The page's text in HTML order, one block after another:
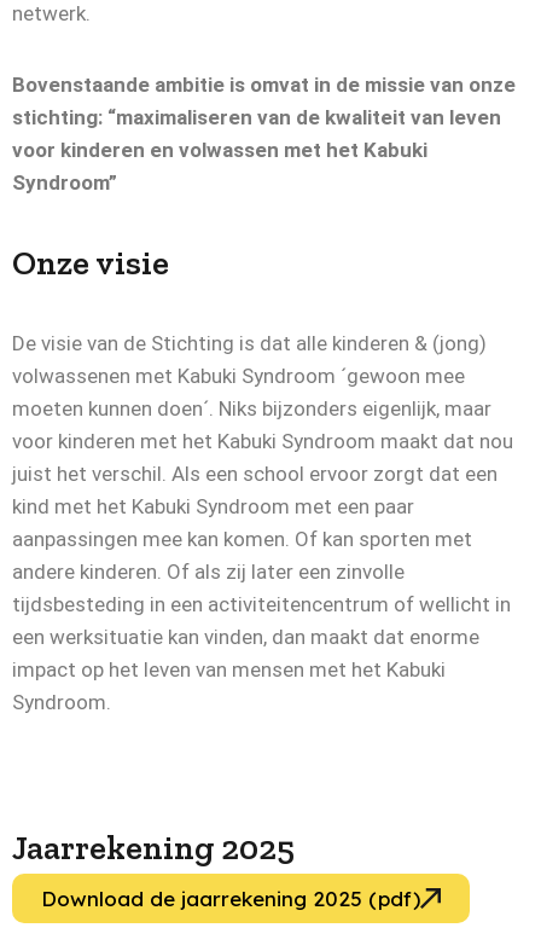
netwerk.
Bovenstaande ambitie is omvat in de missie van onze
stichting: “maximaliseren van de kwaliteit van leven
voor kinderen en volwassen met het Kabuki
Syndroom”
Onze visie
De visie van de Stichting is dat alle kinderen & (jong)
volwassenen met Kabuki Syndroom ´gewoon mee
moeten kunnen doen´. Niks bijzonders eigenlijk, maar
voor kinderen met het Kabuki Syndroom maakt dat nou
juist het verschil. Als een school ervoor zorgt dat een
kind met het Kabuki Syndroom met een paar
aanpassingen mee kan komen. Of kan sporten met
andere kinderen. Of als zij later een zinvolle
tijdsbesteding in een activiteitencentrum of wellicht in
een werksituatie kan vinden, dan maakt dat enorme
impact op het leven van mensen met het Kabuki
Syndroom.
Jaarrekening 2025
Download de jaarrekening 2025 (pdf)